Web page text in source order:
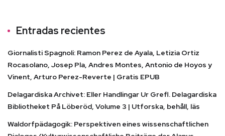
Entradas recientes
Giornalisti Spagnoli: Ramon Perez de Ayala, Letizia Ortiz
Rocasolano, Josep Pla, Andres Montes, Antonio de Hoyos y
Vinent, Arturo Perez-Reverte | Gratis EPUB
Delagardiska Archivet: Eller Handlingar Ur Grefl. Delagardiska
Bibliotheket På Löberöd, Volume 3 | Utforska, behåll, läs
Waldorfpädagogik: Perspektiven eines wissenschaftlichen